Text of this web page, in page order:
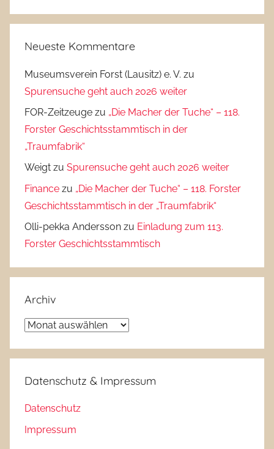
Neueste Kommentare
Museumsverein Forst (Lausitz) e. V. zu
Spurensuche geht auch 2026 weiter
FOR-Zeitzeuge zu „Die Macher der Tuche“ – 118.
Forster Geschichtsstammtisch in der
„Traumfabrik“
Weigt zu Spurensuche geht auch 2026 weiter
Finance zu „Die Macher der Tuche“ – 118. Forster
Geschichtsstammtisch in der „Traumfabrik“
Olli-pekka Andersson zu Einladung zum 113.
Forster Geschichtsstammtisch
Archiv
Archiv
Datenschutz & Impressum
Datenschutz
Impressum